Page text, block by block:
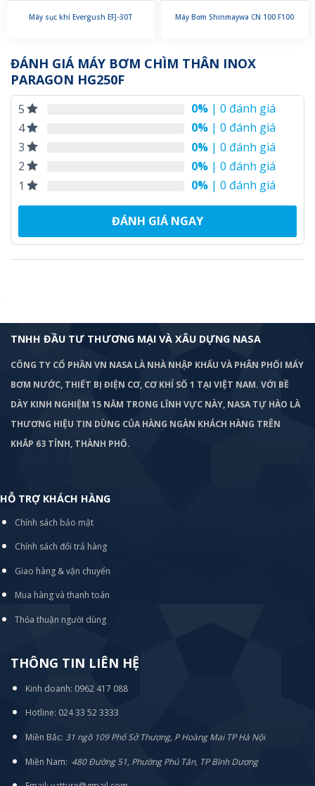
Máy sục khí Evergush EFJ-30T Máy Bơm Shinmaywa CN 100 F100
ĐÁNH GIÁ MÁY BƠM CHÌM THÂN INOX
PARAGON HG250F
5 0% | 0 đánh giá
4
0% | 0 đánh giá
3
0% | 0 đánh giá
2
0% | 0 đánh giá
1
0% | 0 đánh giá
ĐÁNH GIÁ NGAY
TNHH ĐẦU TƯ THƯƠNG MẠI VÀ XÂU DỰNG NASA
CÔNG TY CỔ PHẦN VN NASA LÀ NHÀ NHẬP KHẨU VÀ PHÂN PHỐI MÁY
BƠM NƯỚC, THIẾT BỊ ĐIỆN CƠ, CƠ KHÍ SỐ 1 TẠI VIỆT NAM. VỚI BỀ
DÀY KINH NGHIỆM 15 NĂM TRONG LĨNH VỰC NÀY, NASA TỰ HÀO LÀ
THƯƠNG HIỆU TIN DÙNG CỦA HÀNG NGÀN KHÁCH HÀNG TRÊN
KHẮP 63 TỈNH, THÀNH PHỐ.
HỖ TRỢ KHÁCH HÀNG
Chính sách bảo mật
Chính sách đổi trả hàng
Giao hàng & vận chuyển
Mua hàng và thanh toán
Thỏa thuận người dùng
THÔNG TIN LIÊN HỆ
Kinh doanh: 0962 417 088
Hotline: 024 33 52 3333
Miền Bắc: 31 ngõ 109 Phố Sở Thượng, P Hoàng Mai TP Hà Nội
Miền Nam: 480 Đường 51, Phường Phú Tân, TP Bình Dương